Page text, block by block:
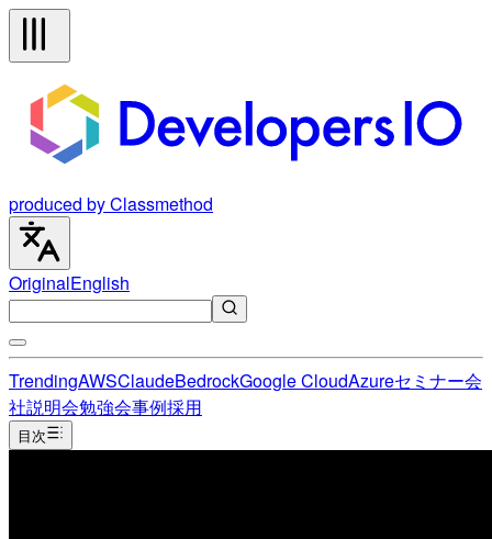
produced by Classmethod
OriginalEnglish
TrendingAWSClaudeBedrockGoogle CloudAzureセミナー会
社説明会勉強会事例採用
目次